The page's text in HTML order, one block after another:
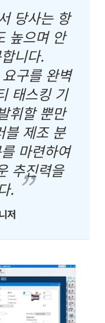
당사는 항
높으며 안
니다.
구를 완벽
태스킹 기
휘할 뿐만
블 제조 분
마련하여
추진력을
.
저